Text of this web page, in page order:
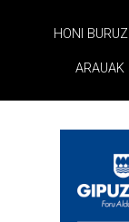
HONI BURUZ
ARAUAK